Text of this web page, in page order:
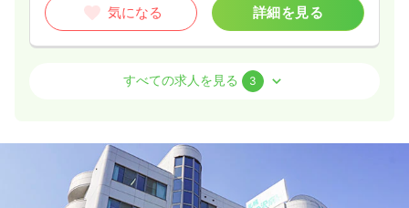
時間
8:45～17:00
ブランク可
第二新卒可 月給26万円以上可
気になる 詳細を見る
日勤のみ（パート） 一時募集休止
時給 1,300円〜
8:45～17:00
気になる 詳細を見る
正・准看護師
1,200〜1,400円
8:30～12:30
日祝休み
時給1,400円以上可
すべての求人を見る 3